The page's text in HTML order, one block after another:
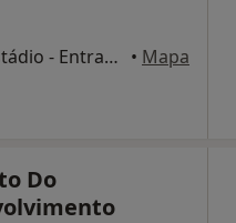
Via Futebol Clube Porto Estádio - Entrada Nascente, piso -3, Porto • Mapa
Do